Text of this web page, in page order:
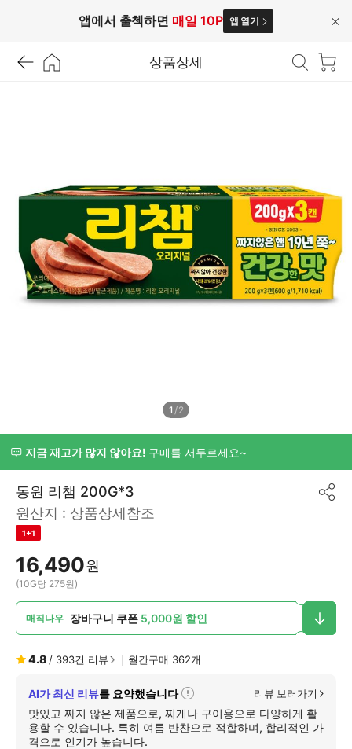
앱에서 출첵하면 매일 10P 앱 열기
닫
상품상세
1 /2
지금 재고가 많지 않아요! 구매를 서두르세요~
동원 리챔 200G*3
원산지 : 상품상세참조
1+1
16,490원
(10G당 275원)
매직나우 장바구니 쿠폰 5,000원 할인
4.8 / 393건 리뷰 월간구매 362개
AI가 최신 리뷰를 요약했습니다
자
세
히
리뷰 보러가기
맛있고 짜지 않은 제품으로, 찌개나 구이용으로 다양하게 활
용할 수 있습니다. 특히 여름 반찬으로 적합하며, 합리적인 가
격으로 인기가 높습니다.
공